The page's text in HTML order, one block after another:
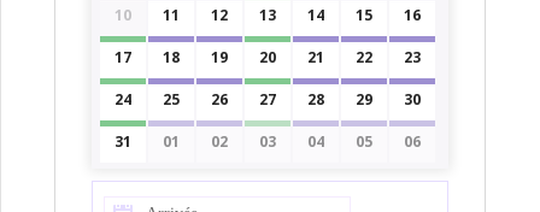
10 11 12 13 14 15 16
17 18 19 20 21 22 23
24 25 26 27 28 29 30
31 01 02 03 04 05 06